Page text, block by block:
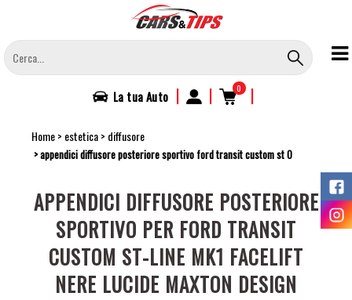
contenuto
principale
La tuaAuto | | 0 |
Home estetica diffusore
appendici diffusore posteriore sportivo ford transit custom st 0
APPENDICI DIFFUSORE POSTERIORE
SPORTIVO PER FORD TRANSIT
CUSTOM ST-LINE MK1 FACELIFT
NERE LUCIDE MAXTON DESIGN